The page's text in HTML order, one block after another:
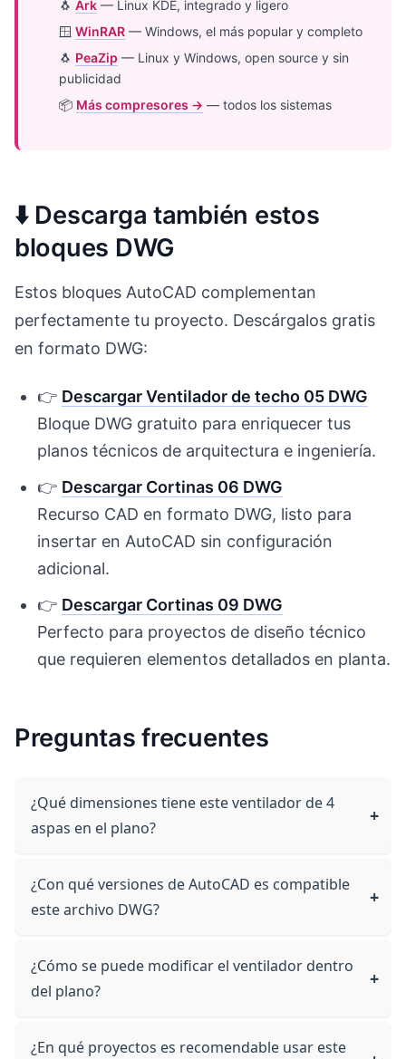
🐧Ark — Linux KDE, integrado y ligero
🪟WinRAR — Windows, el más popular y completo
🐧 PeaZip — Linux y Windows, open source y sin
publicidad
📦 Más compresores → — todos los sistemas
⬇️ Descarga también estos
bloques DWG
Estos bloques AutoCAD complementan
perfectamente tu proyecto. Descárgalos gratis
en formato DWG:
👉 Descargar Ventilador de techo 05 DWG
Bloque DWG gratuito para enriquecer tus
planos técnicos de arquitectura e ingeniería.
👉 Descargar Cortinas 06 DWG
Recurso CAD en formato DWG, listo para
insertar en AutoCAD sin configuración
adicional.
👉 Descargar Cortinas 09 DWG
Perfecto para proyectos de diseño técnico
que requieren elementos detallados en planta.
Preguntas frecuentes
¿Qué dimensiones tiene este ventilador de 4
aspas en el plano?
¿Con qué versiones de AutoCAD es compatible
este archivo DWG?
¿Cómo se puede modificar el ventilador dentro
del plano?
¿En qué proyectos es recomendable usar este